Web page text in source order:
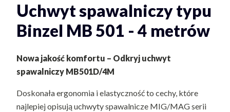
Uchwyt spawalniczy typu
Binzel MB 501 - 4 metrów
Nowa jakość komfortu – Odkryj uchwyt
spawalniczy MB501D/4M
Doskonała ergonomia i elastyczność to cechy, które
najlepiej opisują uchwyty spawalnicze MIG/MAG serii